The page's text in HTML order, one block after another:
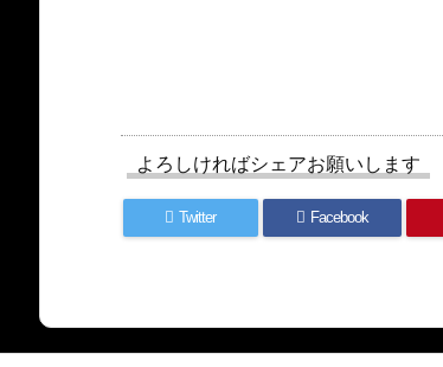
よろしければシェアお願いします
Twitter Facebook